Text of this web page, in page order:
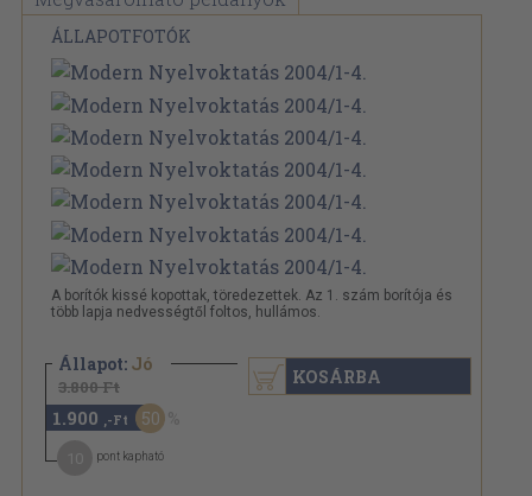
ÁLLAPOTFOTÓK
A borítók kissé kopottak, töredezettek. Az 1. szám borítója és
több lapja nedvességtől foltos, hullámos.
Állapot: Jó
3.800 Ft
1.900 ,-Ft 50
pont kapható
KOSÁRBA